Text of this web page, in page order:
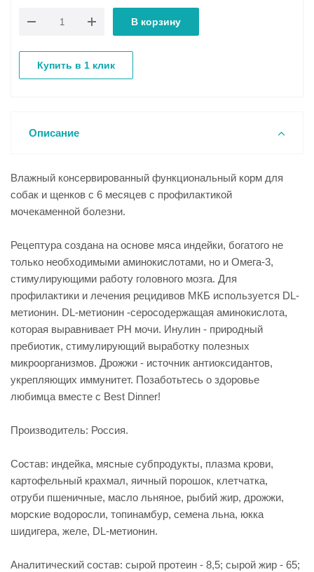
В корзину
Купить в 1 клик
Описание
Влажный консервированный функциональный корм для
собак и щенков с 6 месяцев с профилактикой
мочекаменной болезни.
Рецептура создана на основе мяса индейки, богатого не
только необходимыми аминокислотами, но и Омега-3,
стимулирующими работу головного мозга. Для
профилактики и лечения рецидивов МКБ используется DL-
метионин. DL-метионин -серосодержащая аминокислота,
которая выравнивает PH мочи. Инулин - природный
пребиотик, стимулирующий выработку полезных
микроорганизмов. Дрожжи - источник антиоксидантов,
укрепляющих иммунитет. Позаботьтесь о здоровье
любимца вместе с Best Dinner!
Производитель: Россия.
Состав: индейка, мясные субпродукты, плазма крови,
картофельный крахмал, яичный порошок, клетчатка,
отруби пшеничные, масло льняное, рыбий жир, дрожжи,
морские водоросли, топинамбур, семена льна, юкка
шидигера, желе, DL-метионин.
Аналитический состав: сырой протеин - 8,5; сырой жир - 65;